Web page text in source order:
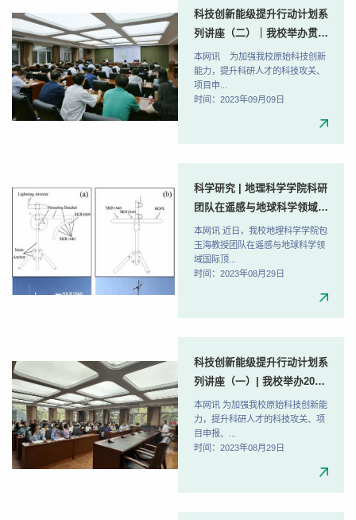
科技创新能级提升行动计划系
列讲座（二）｜我校举办贯彻
落实“五大任务”专题培训讲
座
本网讯 为加强我校原始科技创新
能力，提升科研人才的科技攻关、
项目申...
时间：2023年09月09日
科学研究 | 地理科学学院科研
团队在遥感与地球科学领域国
际顶级期刊IEEE TGRS上发
表重要研究成果
本网讯 近日，我校地理科学学院包
玉海教授团队在遥感与地球科学领
域国际顶...
时间：2023年08月29日
科技创新能级提升行动计划系
列讲座（一）| 我校举办2024
年度国家自然科学基金项目申
报培训讲座
本网讯 为加强我校原始科技创新能
力，提升科研人才的科技攻关、项
目申报、...
时间：2023年08月29日